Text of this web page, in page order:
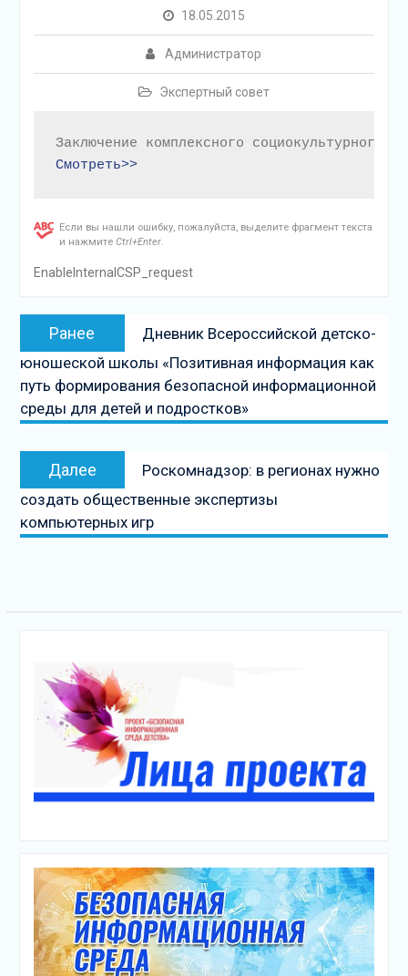
18.05.2015
Администратор
Экспертный совет
Смотреть>>
Если вы нашли ошибку, пожалуйста, выделите фрагмент текста
и нажмите Ctrl+Enter.
EnableInternalCSP_request
Навигация
записям
Ранее
запись:
Дневник Всероссийской детско-
юношеской школы «Позитивная информация как
путь формирования безопасной информационной
среды для детей и подростков»
Далее
запись
Роскомнадзор: в регионах нужно
создать общественные экспертизы
компьютерных игр